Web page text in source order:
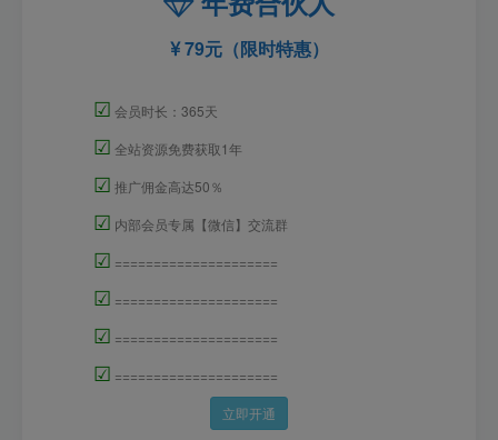
79元（限时特惠）
☑ 会员时长：365天
☑ 全站资源免费获取1年
☑ 推广佣金高达50％
☑ 内部会员专属【微信】交流群
☑ =====================
☑ =====================
☑ =====================
☑ =====================
立即开通